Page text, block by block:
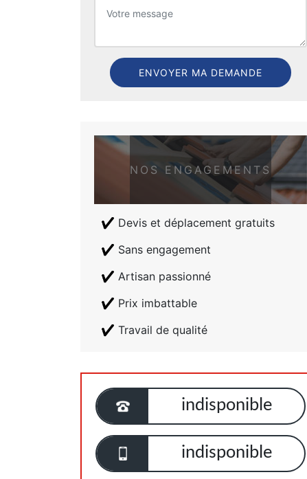
NOS ENGAGEMENTS
Devis et déplacement gratuits
Sans engagement
Artisan passionné
Prix imbattable
Travail de qualité
indisponible
indisponible